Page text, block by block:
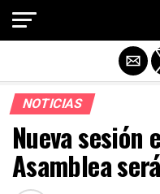
NOTICIAS
Nueva sesión
Asamblea
Salir